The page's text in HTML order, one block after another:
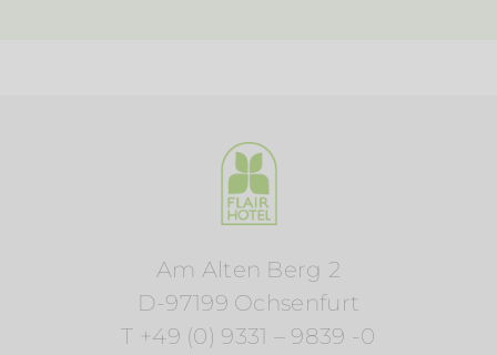
Am Alten Berg 2
D-97199 Ochsenfurt
T +49 (0) 9331 – 9839 -0